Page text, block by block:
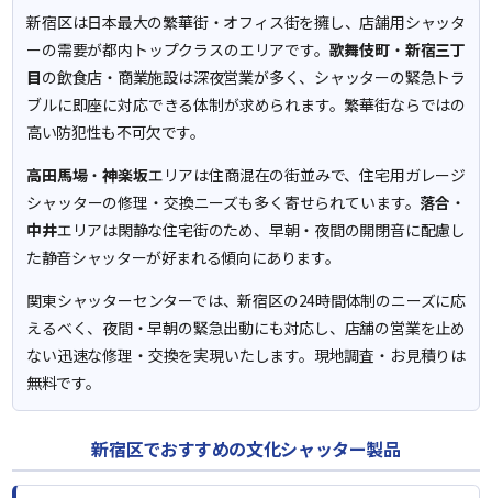
新宿区は日本最大の繁華街・オフィス街を擁し、店舗用シャッタ
ーの需要が都内トップクラスのエリアです。 歌舞伎町・ 新宿三丁
目の飲食店・商業施設は深夜営業が多く、シャッターの緊急トラ
ブルに即座に対応できる体制が求められます。繁華街ならではの
高い防犯性も不可欠です。
高田馬場・神楽坂エリアは住商混在の街並みで、住宅用ガレージ
シャッターの修理・交換ニーズも多く寄せられています。 落合 ・
中井エリアは閑静な住宅街のため、早朝・夜間の開閉音に配慮し
た静音シャッターが好まれる傾向にあります。
関東シャッターセンターでは、新宿区の24時間体制のニーズに応
えるべく、夜間・早朝の緊急出動にも対応し、店舗の営業を止め
ない迅速な修理・交換を実現いたします。現地調査・お見積りは
無料です。
新宿区でおすすめの文化シャッター製品